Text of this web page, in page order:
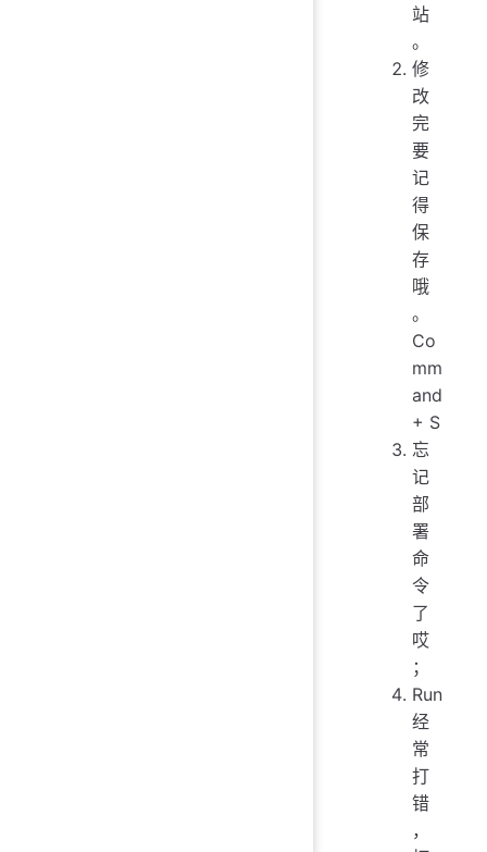
站
。
修
改
完
要
记
得
保
存
哦
。
Co
mm
and
+ S
忘
记
部
署
命
令
了
哎
；
Run
经
常
打
错
，